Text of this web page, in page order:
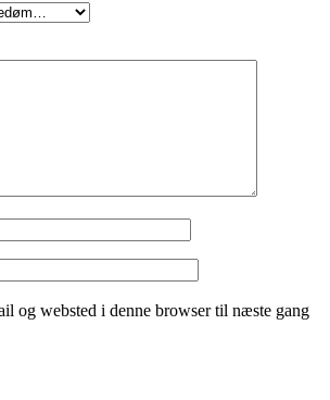
og websted i denne browser til næste gang